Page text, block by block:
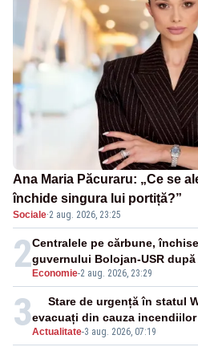
Ana Maria Păcuraru: „Ce se
închide singura lui portiță?”
Sociale·2 aug. 2026, 23:25
2 Economie-2 aug. 2026, 23:29
Centralele pe cărbune,
guvernului Bolojan-USR
3Actualitate-3 aug. 2026, 07:19
Stare de urgență în statul
evacuați din cauza